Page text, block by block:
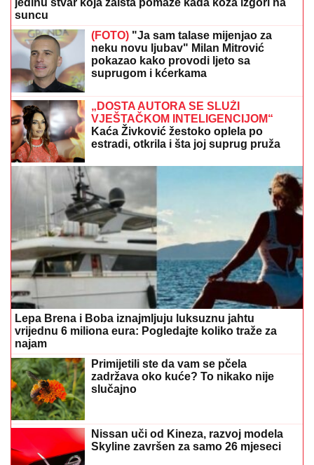
jedinu stvar koja zaista pomaže kada koža izgori na
suncu
(FOTO) "Ja sam talase mijenjao za
neku novu ljubav" Milan Mitrović
pokazao kako provodi ljeto sa
suprugom i kćerkama
„DOSTA AUTORA SE SLUŽI
VJEŠTAČKOM INTELIGENCIJOM“
Kaća Živković žestoko oplela po
estradi, otkrila i šta joj suprug pruža
Lepa Brena i Boba iznajmljuju luksuznu jahtu
vrijednu 6 miliona eura: Pogledajte koliko traže za
najam
Primijetili ste da vam se pčela
zadržava oko kuće? To nikako nije
slučajno
Nissan uči od Kineza, razvoj modela
Skyline završen za samo 26 mjeseci